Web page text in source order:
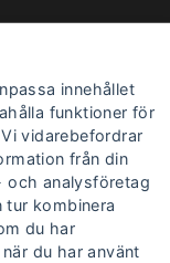
innehållet
funktioner för
vidarebefordrar
från din
och analysföretag
tur kombinera
du har
du har använt